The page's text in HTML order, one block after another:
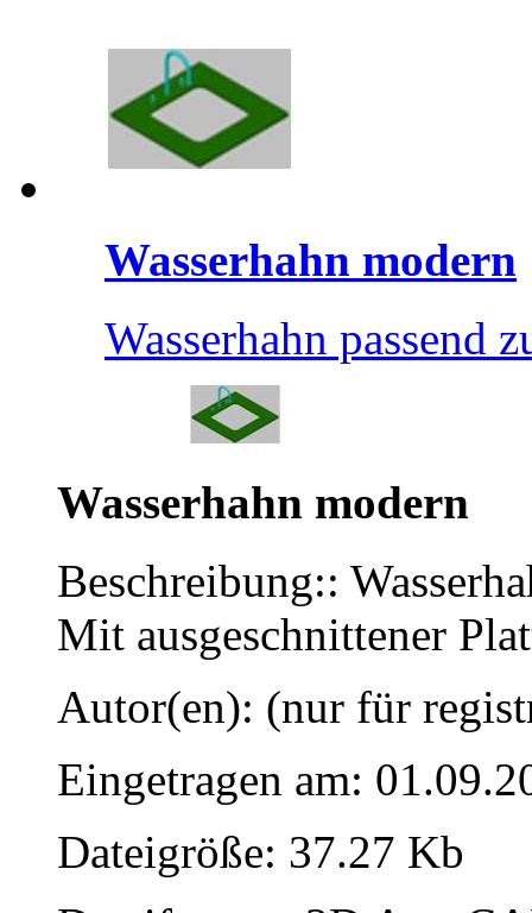
Wasserhahn modern
Wasserhahn passend
Wasserhahn modern
Beschreibung::
Mit ausgeschnittener
Autor(en): (nur für
Eingetragen am:
Dateigröße: 37.27 Kb